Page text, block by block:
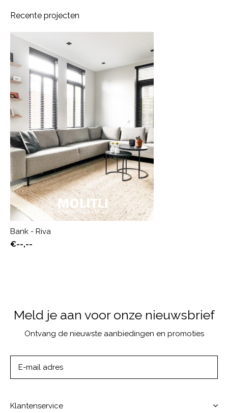
Recente projecten
Bank - Riva
€--,--
Meld je aan voor onze nieuwsbrief
Ontvang de nieuwste aanbiedingen en promoties
Klantenservice